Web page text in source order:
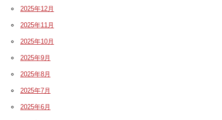
2025年12月
2025年11月
2025年10月
2025年9月
2025年8月
2025年7月
2025年6月